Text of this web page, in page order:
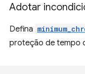
Adotar
Defina
proteção de tempo